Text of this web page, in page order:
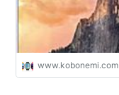
www.kobonemi.com